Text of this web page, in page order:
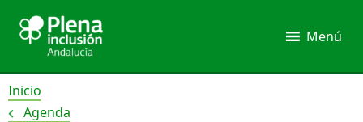
contenido
Menú
Inicio
Agenda